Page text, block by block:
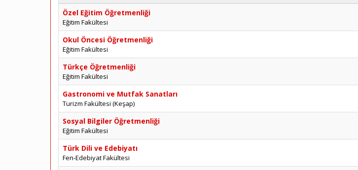
Özel Eğitim Öğretmenliği
Eğitim Fakültesi
Okul Öncesi Öğretmenliği
Eğitim Fakültesi
Türkçe Öğretmenliği
Eğitim Fakültesi
Gastronomi ve Mutfak Sanatları
Turizm Fakültesi (Keşap)
Sosyal Bilgiler Öğretmenliği
Eğitim Fakültesi
Türk Dili ve Edebiyatı
Fen-Edebiyat Fakültesi